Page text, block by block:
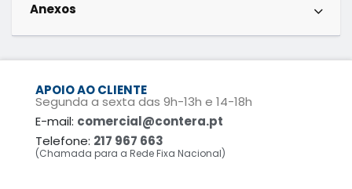
Anexos
APOIO AO CLIENTE
Segunda a sexta das 9h-13h e 14-18h
E-mail: comercial@contera.pt
Telefone: 217 967 663
(Chamada para a Rede Fixa Nacional)